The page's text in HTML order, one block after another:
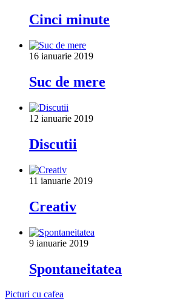
Cinci minute
16 ianuarie 2019
Suc de mere
12 ianuarie 2019
Discutii
11 ianuarie 2019
Creativ
9 ianuarie 2019
Spontaneitatea
Picturi cu cafea